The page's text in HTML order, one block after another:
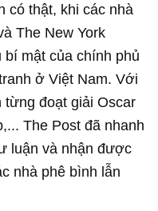
có thật, khi các nhà
The New York
mật của chính phủ
ở Việt Nam. Với
từng đoạt giải Oscar
The Post đã nhanh
luận và nhận được
nhà phê bình lẫn